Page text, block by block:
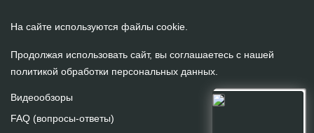
На сайте используются файлы cookie.
Продолжая использовать сайт, вы соглашаетесь с нашей
политикой обработки персональных данных
Видеообзоры
FAQ (вопросы-ответы)